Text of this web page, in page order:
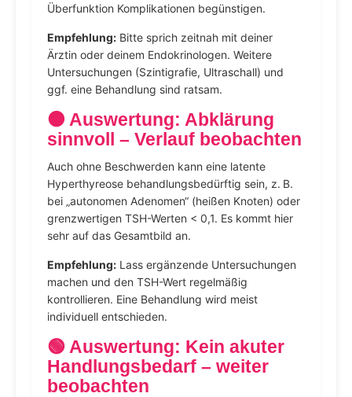
Überfunktion Komplikationen begünstigen.
Empfehlung: Bitte sprich zeitnah mit deiner
Ärztin oder deinem Endokrinologen. Weitere
Untersuchungen (Szintigrafie, Ultraschall) und
ggf. eine Behandlung sind ratsam.
🟠 Auswertung: Abklärung
sinnvoll – Verlauf beobachten
Auch ohne Beschwerden kann eine latente
Hyperthyreose behandlungsbedürftig sein, z. B.
bei „autonomen Adenomen“ (heißen Knoten) oder
grenzwertigen TSH-Werten < 0,1. Es kommt hier
sehr auf das Gesamtbild an.
Empfehlung: Lass ergänzende Untersuchungen
machen und den TSH-Wert regelmäßig
kontrollieren. Eine Behandlung wird meist
individuell entschieden.
🟢 Auswertung: Kein akuter
Handlungsbedarf – weiter
beobachten